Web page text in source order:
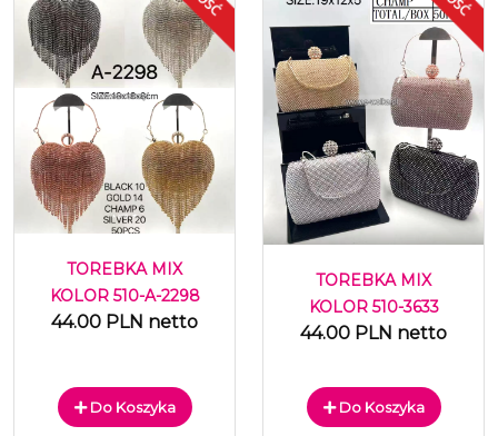
TOREBKA MIX
KOLOR 510-A-2298
44.00 PLN netto
Do Koszyka
TOREBKA MIX
KOLOR 510-3633
44.00 PLN netto
Do Koszyka